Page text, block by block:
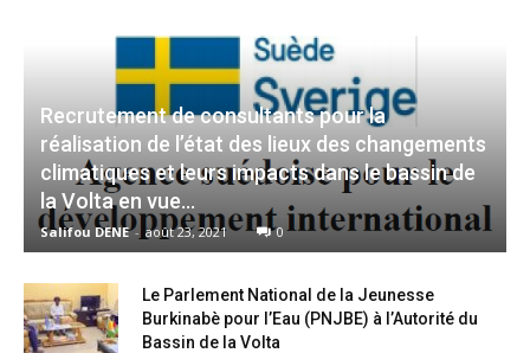
Recrutement de consultants pour la
réalisation de l’état des lieux des changements
climatiques et leurs impacts dans le bassin de
la Volta en vue...
Salifou DENE - août 23, 2021 0
Le Parlement National de la Jeunesse
Burkinabè pour l’Eau (PNJBE) à l’Autorité du
Bassin de la Volta